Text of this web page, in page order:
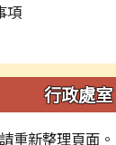
項
行政處室
重新整理頁面。